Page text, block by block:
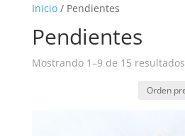
Inicio/ Pendientes
Pendientes
Mostrando 1–9 de 15 resultados